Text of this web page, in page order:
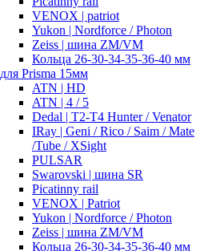
VENOX | patriot
Yukon | Nordforce / Photon
Zeiss | шина ZM/VM
Кольца 26-30-34-35-36-40 мм
для Prisma 15мм
ATN | HD
ATN | 4 / 5
Dedal | T2-T4 Hunter / Venator
IRay | Geni / Rico / Saim / Mate
/Tube / XSight
PULSAR
Swarovski | шина SR
Picatinny rail
VENOX | Patriot
Yukon | Nordforce / Photon
Zeiss | шина ZM/VM
Кольца 26-30-34-35-36-40 мм